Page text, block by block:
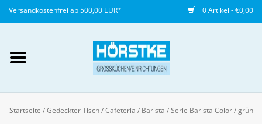
Versandkostenfrei ab 500,00 EUR* 0 Artikel - €0,00
anlegen
Startseite /Gedeckter Tisch/Cafeteria / Barista /Serie Barista Color/grün